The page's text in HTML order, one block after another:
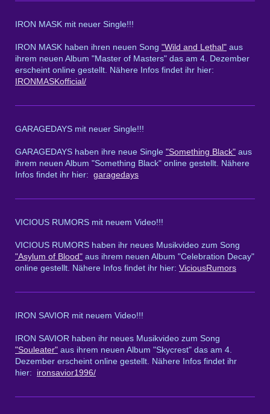
IRON MASK mit neuer Single!!!
IRON MASK haben ihren neuen Song "Wild and Lethal" aus
ihrem neuen Album "Master of Masters" das am 4. Dezember
erscheint online gestellt. Nähere Infos findet ihr hier:
IRONMASKofficial/
GARAGEDAYS mit neuer Single!!!
GARAGEDAYS haben ihre neue Single "Something Black" aus
ihrem neuen Album "Something Black" online gestellt. Nähere
Infos findet ihr hier: garagedays
VICIOUS RUMORS mit neuem Video!!!
VICIOUS RUMORS haben ihr neues Musikvideo zum Song
"Asylum of Blood" aus ihrem neuen Album "Celebration Decay"
online gestellt. Nähere Infos findet ihr hier: ViciousRumors
IRON SAVIOR mit neuem Video!!!
IRON SAVIOR haben ihr neues Musikvideo zum Song
"Souleater" aus ihrem neuen Album "Skycrest" das am 4.
Dezember erscheint online gestellt. Nähere Infos findet ihr
hier:
ironsavior1996/